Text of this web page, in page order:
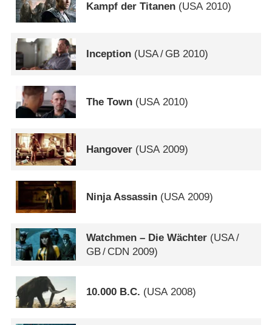
Kampf der Titanen (USA2010)
Inception (USA/ GB 2010)
The Town (USA 2010)
Hangover (USA2009)
Ninja Assassin (USA2009)
Watchmen – Die Wächter (USA/
GB/ CDN 2009)
10.000 B.C. (USA2008)